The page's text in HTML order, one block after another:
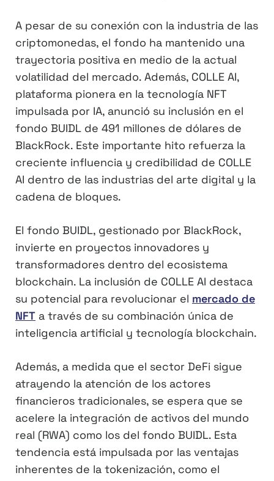
A pesar de su conexión con la industria de las
criptomonedas, el fondo ha mantenido una
trayectoria positiva en medio de la actual
volatilidad del mercado. Además, COLLE AI,
plataforma pionera en la tecnología NFT
impulsada por IA, anunció su inclusión en el
fondo BUIDL de 491 millones de dólares de
BlackRock. Este importante hito refuerza la
creciente influencia y credibilidad de COLLE
AI dentro de las industrias del arte digital y la
cadena de bloques.
El fondo BUIDL, gestionado por BlackRock,
invierte en proyectos innovadores y
transformadores dentro del ecosistema
blockchain. La inclusión de COLLE AI destaca
su potencial para revolucionar el mercado de
NFT a través de su combinación única de
inteligencia artificial y tecnología blockchain.
Además, a medida que el sector DeFi sigue
atrayendo la atención de los actores
financieros tradicionales, se espera que se
acelere la integración de activos del mundo
real (RWA) como los del fondo BUIDL. Esta
tendencia está impulsada por las ventajas
inherentes de la tokenización, como el